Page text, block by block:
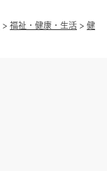
> 福祉・健康・生活 > 健